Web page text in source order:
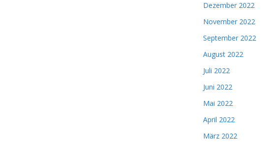
Dezember 2022
November 2022
September 2022
August 2022
Juli 2022
Juni 2022
Mai 2022
April 2022
März 2022